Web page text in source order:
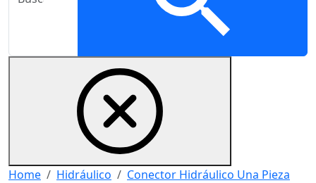
Home Hidráulico
Conector Hidráulico Una Pieza